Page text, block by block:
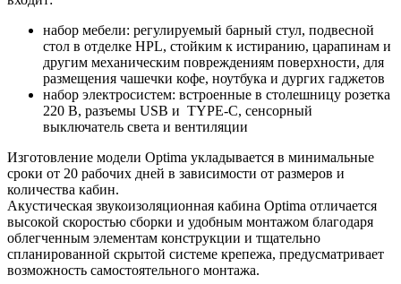
набор мебели: регулируемый барный стул, подвесной
стол в отделке HPL, стойким к истиранию, царапинам и
другим механическим повреждениям поверхности, для
размещения чашечки кофе, ноутбука и дургих гаджетов
набор электросистем: встроенные в столешницу розетка
220 В, разъемы USB и TYPE-C, сенсорный
выключатель света и вентиляции
Изготовление модели Optima укладывается в минимальные
сроки от 20 рабочих дней в зависимости от размеров и
количества кабин.
Акустическая звукоизоляционная кабина Optima отличается
высокой скоростью сборки и удобным монтажом благодаря
облегченным элементам конструкции и тщательно
спланированной скрытой системе крепежа, предусматривает
возможность самостоятельного монтажа.